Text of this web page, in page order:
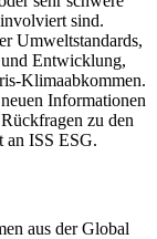
sind.
Umweltstandards,
Entwicklung,
Klimaabkommen.
Informationen
zu den
an ISS ESG.
aus der Global